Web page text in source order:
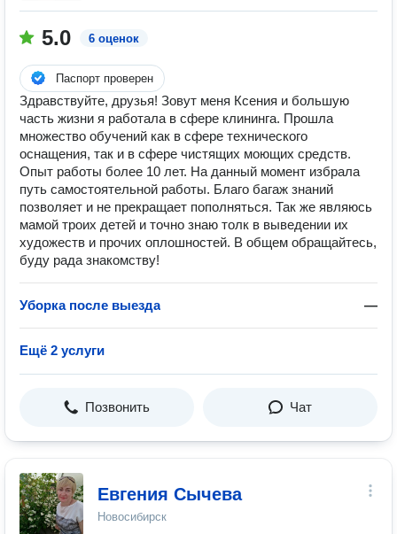
5.0 6 оценок
Паспорт проверен
Здравствуйте, друзья! Зовут меня Ксения и большую
часть жизни я работала в сфере клининга. Прошла
множество обучений как в сфере технического
оснащения, так и в сфере чистящих моющих средств.
Опыт работы более 10 лет. На данный момент избрала
путь самостоятельной работы. Благо багаж знаний
позволяет и не прекращает пополняться. Так же являюсь
мамой троих детей и точно знаю толк в выведении их
художеств и прочих оплошностей. В общем обращайтесь,
буду рада знакомству!
Уборка после выезда —
Ещё 2 услуги
Позвонить Чат
Евгения Сычева
Новосибирск